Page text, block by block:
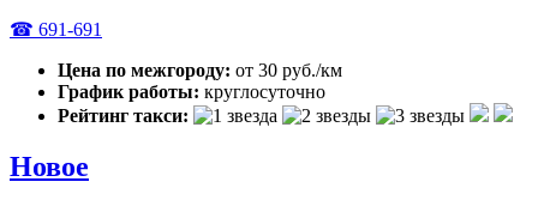
☎ 691-691
Цена по межгороду: от 30 руб./км
График работы: круглосуточно
Рейтинг такси:
Новое